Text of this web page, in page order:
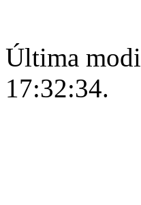
Última
17:32:34.